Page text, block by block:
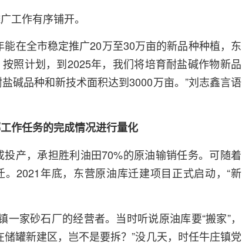
工作有序铺开。
能在全市稳定推广20万至30万亩的新品种种植，东
照计划，到2025年，我们将培育耐盐碱作物新品
碱品种和新技术面积达到3000万亩。”刘志鑫言语
作任务的完成情况进行量化
产，承担胜利油田70%的原油输销任务。可随着
2021年底，东营原油库迁建项目正式启动，“新
家砂石厂的经营者。当时听说原油库要“搬家”，
罐新建区，岂不是要拆？”没几天，时任牛庄镇党